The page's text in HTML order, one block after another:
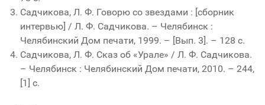
Садчикова, Л. Ф. Говорю со звездами : [сборник
интервью] / Л. Ф. Садчикова. – Челябинск :
Челябинский Дом печати, 1999. – [Вып. 3]. – 128 с.
Садчикова, Л. Ф. Сказ об «Урале» / Л. Ф. Садчикова.
– Челябинск : Челябинский Дом печати, 2010. – 244,
[1] с.